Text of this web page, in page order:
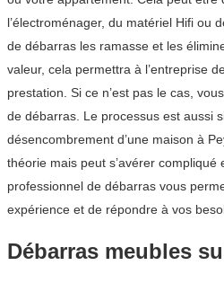
l’électroménager, du matériel Hifi ou
de débarras les ramasse et les
valeur, cela permettra à l’entreprise
prestation. Si ce n’est pas le cas,
de débarras. Le processus est aussi
désencombrement d’une maison à
théorie mais peut s’avérer compliqué
professionnel de débarras vous
expérience et de répondre à vos
Débarras meubles